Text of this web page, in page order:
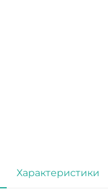
Характеристики